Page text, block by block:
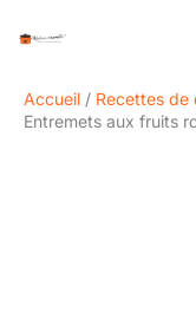
Accueil
Recettes de
Entremets aux fruits
e
h